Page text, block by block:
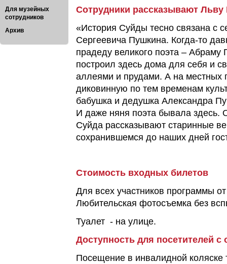
Для музейных
сотрудников
Архив
Сотрудники рассказывают
«История Суйды тесно связана с
Сергеевича Пушкина. Когда-то
прадеду великого поэта – Абраму
построил здесь дома для себя и
аллеями и прудами. А на
диковинную по тем временам
бабушка и дедушка Александра
И даже няня поэта бывала здесь.
Суйда рассказывают старинные
сохранившемся до наших дней
Стоимость входных билетов
Для всех участников программы
Любительская фотосъемка без
Туалет - на улице.
Доступность для посетителей
Посещение в инвалидной коляске